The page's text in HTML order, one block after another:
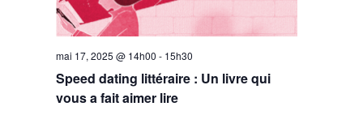
Speed dating littéraire : Un livre qui
vous a fait aimer lire
mai 17, 2025 @ 14h00 - 15h30